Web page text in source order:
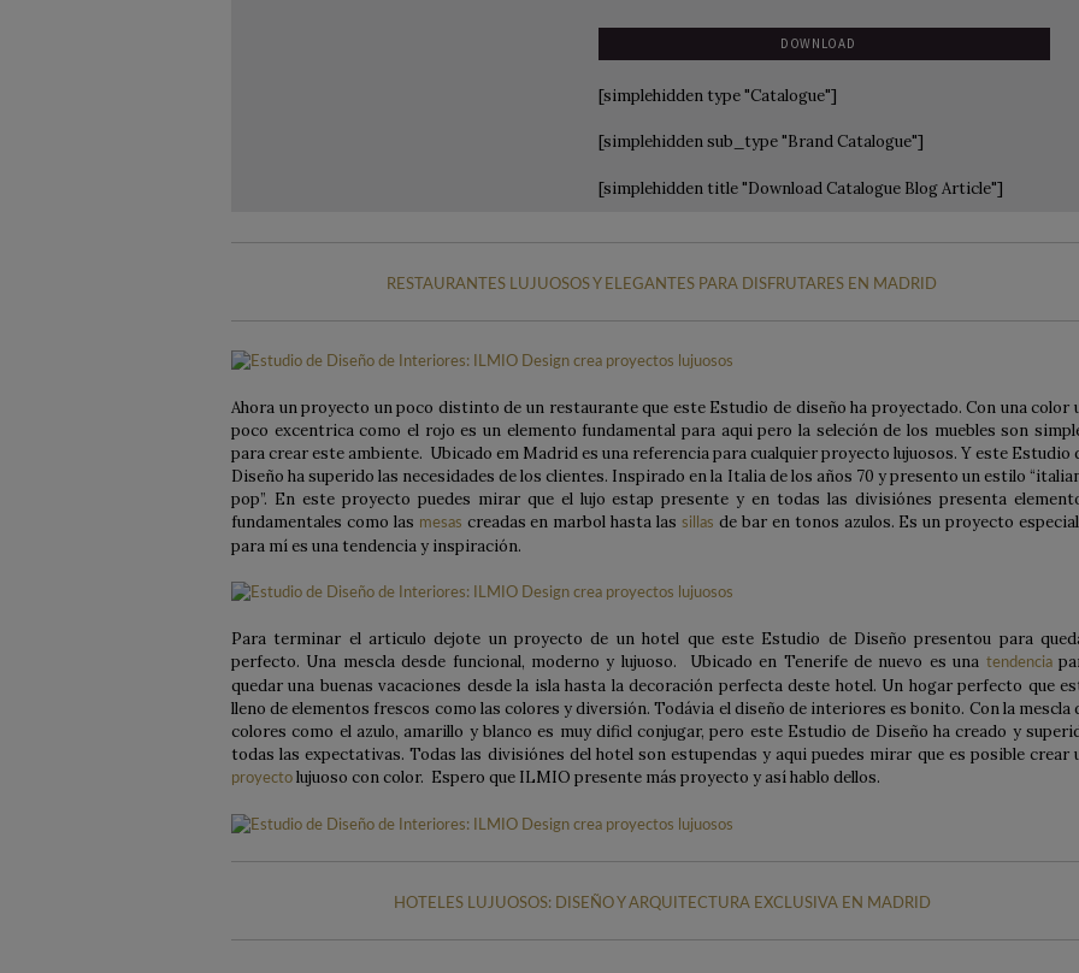
[simplehidden type "Catalogue"]
[simplehidden sub_type "Brand Catalogue"]
[simplehidden title "Download Catalogue Blog Article"]
RESTAURANTES LUJUOSOS Y ELEGANTES PARA DISFRUTARES EN MADRID
Ahora un proyecto un poco distinto de un restaurante que este Estudio de diseño ha proyectado. Con una color
poco excentrica como el rojo es un elemento fundamental para aqui pero la seleción de los muebles son
para crear este ambiente. Ubicado em Madrid es una referencia para cualquier proyecto lujuosos. Y este Estudio
Diseño ha superido las necesidades de los clientes. Inspirado en la Italia de los años 70 y presento un estilo
pop”. En este proyecto puedes mirar que el lujo estap presente y en todas las divisiónes presenta
fundamentales como las mesas creadas en marbol hasta lassillas de bar en tonos azulos. Es un proyecto
para mí es una tendencia y inspiración.
Para terminar el articulo dejote un proyecto de un hotel que este Estudio de Diseño presentou para
perfecto. Una mescla desde funcional, moderno y lujuoso. Ubicado en Tenerife de nuevo es una tendencia
quedar una buenas vacaciones desde la isla hasta la decoración perfecta deste hotel. Un hogar perfecto que
lleno de elementos frescos como las colores y diversión. Todávia el diseño de interiores es bonito. Con la mescla
colores como el azulo, amarillo y blanco es muy dificl conjugar, pero este Estudio de Diseño ha creado y
todas las expectativas. Todas las divisiónes del hotel son estupendas y aqui puedes mirar que es posible crear
proyecto lujuoso con color. Espero que ILMIO presente más proyecto y así hablo dellos.
HOTELES LUJUOSOS: DISEÑO Y ARQUITECTURA EXCLUSIVA EN MADRID